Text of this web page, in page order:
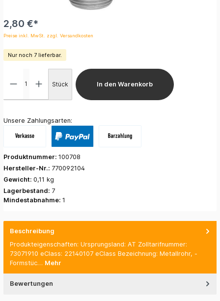
2,80 €*
Preise inkl. MwSt. zzgl. Versandkosten
Nur noch 7 lieferbar.
Stück In den Warenkorb
Unsere Zahlungsarten:
Produktnummer: 100708
Hersteller-Nr.: 770092104
Gewicht: 0,11 kg
Lagerbestand: 7
Mindestabnahme: 1
Beschreibung
Produkteigenschaften: Ursprungsland: AT Zolltarifnummer:
73071910 eClass: 22140107 eClass Bezeichnung: Metallrohr, -
Formstüc… Mehr
Bewertungen